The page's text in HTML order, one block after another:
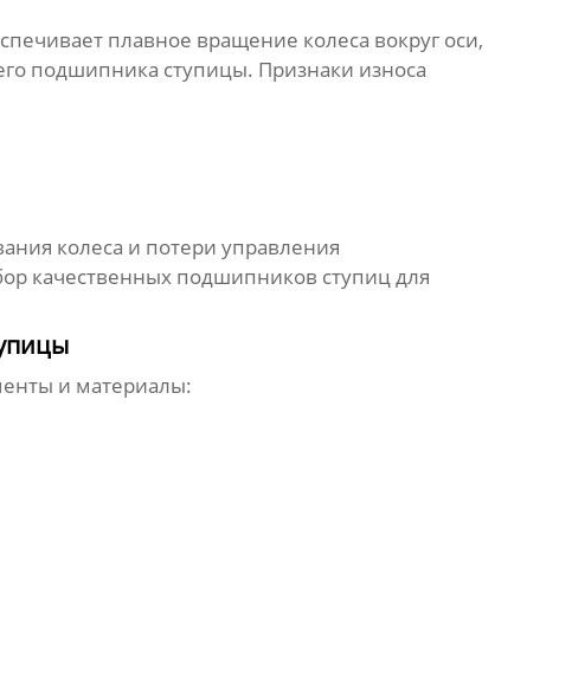
плавное вращение колеса вокруг оси,
подшипника ступицы. Признаки износа
колеса и потери управления
качественных подшипников ступиц для
и материалы: